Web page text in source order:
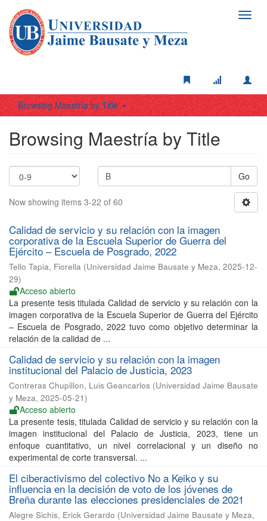
Browsing Maestría by Title
Browsing Maestría by Title
Go
Now showing items 3-22 of 60
Calidad de servicio y su relación con la imagen
corporativa de la Escuela Superior de Guerra del
Ejército – Escuela de Posgrado, 2022
Tello Tapia, Fiorella (Universidad Jaime Bausate y Meza, 2025-12-
29)
Acceso abierto
La presente tesis titulada Calidad de servicio y su relación con la
imagen corporativa de la Escuela Superior de Guerra del Ejército
– Escuela de Posgrado, 2022 tuvo como objetivo determinar la
relación de la calidad de ...
Calidad de servicio y su relación con la imagen
institucional del Palacio de Justicia, 2023
Contreras Chupillon, Luis Geancarlos (Universidad Jaime Bausate
y Meza, 2025-05-21)
Acceso abierto
La presente tesis, titulada Calidad de servicio y su relación con la
imagen institucional del Palacio de Justicia, 2023, tiene un
enfoque cuantitativo, un nivel correlacional y un diseño no
experimental de corte transversal. ...
El ciberactivismo del colectivo No a Keiko y su
influencia en la decisión de voto de los jóvenes de
Breña durante las elecciones presidenciales de 2021
Alegre Sichis, Erick Gerardo (Universidad Jaime Bausate y Meza,